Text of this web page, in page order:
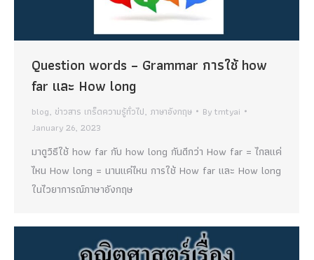
Question words – Grammar การใช้ how
far และ How long
blog, ข่าวสาร เกร็ดความรู้ทั่วไป, ภาษาอังกฤษ Bytmtyai
January 26, 2023
มาดูวิธีใช้ how far กับ how long กันดีกว่า How far = ไกลแค่
ไหน How long = นานแค่ไหน การใช้ How far และ How long
ในไวยาการณ์ภาษาอังกฤษ